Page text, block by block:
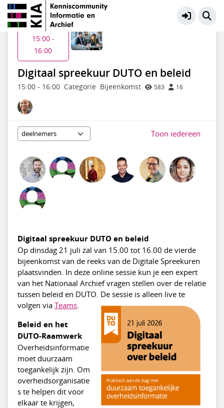
KIA Community Meer
Digitaal spreekuur DUTO en beleid
15:00- 16:00 Categorie Bijeenkomst 583 16
Di 21 jul
15:00 -
16:00
Toon iedereen
Digitaal spreekuur DUTO en beleid
Op dinsdag 21 juli zal van 15.00 tot 16.00 de vierde
bijeenkomst van de reeks van de Digitale Spreekuren
plaatsvinden. In deze online sessie kun je een expert
van het Nationaal Archief vragen stellen over de relatie
tussen beleid en DUTO. De sessie is alleen live te
volgen via Teams.
Beleid en het
DUTO-Raamwerk
Overheidsinformatie
moet duurzaam
toegankelijk zijn. Om
overheidsorganisatie
s te helpen dit voor
elkaar te krijgen,